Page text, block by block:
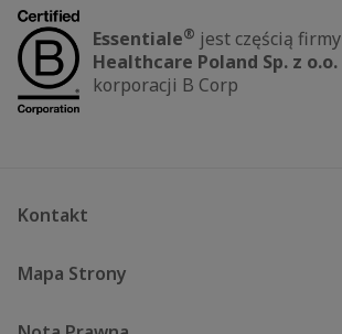
Essentiale® jest częścią firmy
Healthcare Poland Sp. z o.o.
korporacji B Corp
Kontakt
Mapa Strony